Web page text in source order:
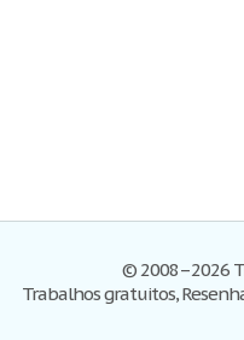
© 2008–2026
Trabalhos gratuitos,